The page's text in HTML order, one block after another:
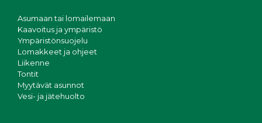
Asumaan tai lomailemaan
Kaavoitus ja ympäristö
Ympäristönsuojelu
Lomakkeet ja ohjeet
Liikenne
Tontit
Myytävät asunnot
Vesi- ja jätehuolto